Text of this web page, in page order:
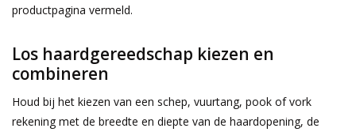
productpagina vermeld.
Los haardgereedschap kiezen en
combineren
Houd bij het kiezen van een schep, vuurtang, pook of vork
rekening met de breedte en diepte van de haardopening, de